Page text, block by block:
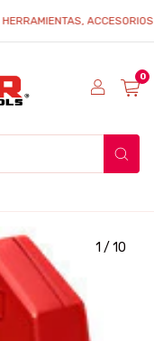
ACCESORIOS Y
0
1 / 10